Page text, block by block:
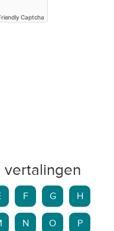
Captcha
vertalingen
F G H
N O P